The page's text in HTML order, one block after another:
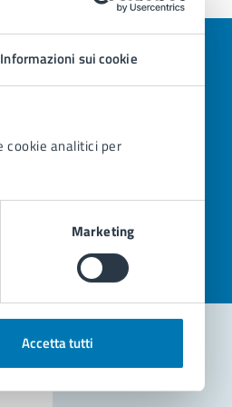
Informazioni sui cookie
cookie analitici per
Marketing
Accetta tutti